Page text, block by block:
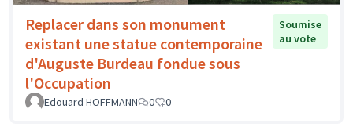
Replacer dans son monument
existant une statue contemporaine
d'Auguste Burdeau fondue sous
l'Occupation
Soumise
au vote
Edouard HOFFMANN 0 0